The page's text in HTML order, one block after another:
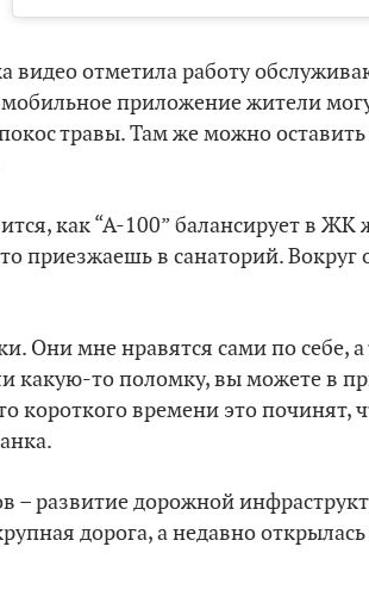
видео отметила работу
мобильное приложение жители
травы. Там же можно
как “А-100” балансирует в
приезжаешь в санаторий. Вокруг
Они мне нравятся сами по себе,
какую-то поломку, вы можете в
короткого времени это починят,
– развитие дорожной
дорога, а недавно